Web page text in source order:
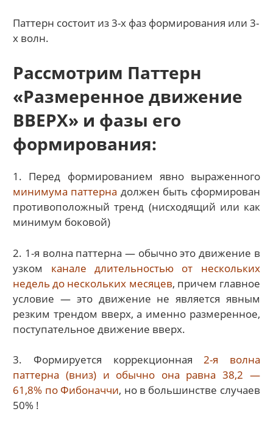
Паттерн состоит из 3-х фаз формирования или 3-
х волн.
Рассмотрим Паттерн
«Размеренное движение
ВВЕРХ» и фазы его
формирования:
1. Перед формированием явно выраженного
минимума паттерна должен быть сформирован
противоположный тренд (нисходящий или как
минимум боковой)
2. 1-я волна паттерна — обычно это движение в
узком канале длительностью от нескольких
недель до нескольких месяцев, причем главное
условие — это движение не является явным
резким трендом вверх, а именно размеренное,
поступательное движение вверх.
3. Формируется коррекционная2-я волна
паттерна (вниз) и обычно она равна 38,2 —
61,8% по Фибоначчи, но в большинстве случаев
50% !